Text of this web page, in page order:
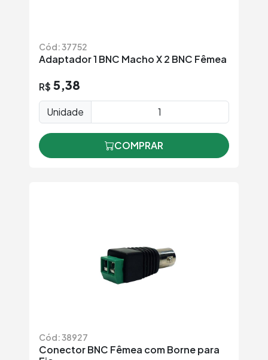
Cód: 37752
Adaptador 1 BNC Macho X 2 BNC Fêmea
R$ 5,38
Unidade
COMPRAR
Cód: 38927
Conector BNC Fêmea com Borne para